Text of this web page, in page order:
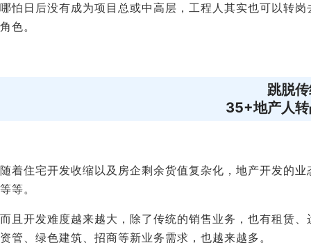
哪怕日后没有成为项目总或中高层，工程人其实也可以转
角色。
跳脱
35+地产人
随着住宅开发收缩以及房企剩余货值复杂化，地产开发的
等等。
而且开发难度越来越大，除了传统的销售业务，也有租赁
资管、绿色建筑、招商等新业务需求，也越来越多。